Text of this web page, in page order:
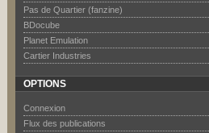
Pas de Quartier (fanzine)
BDocube
Planet Emulation
Cartier Industries
OPTIONS
Connexion
Flux des publications